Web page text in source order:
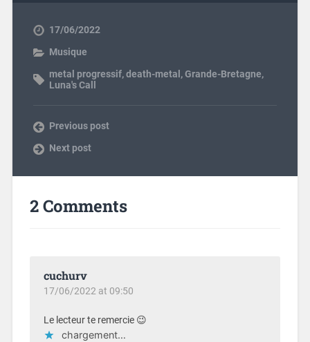
17/06/2022
Musique
metal progressif,death-metal ,Grande-Bretagne,
Luna's Call
Previous post
Next post
2 Comments
cuchurv
17/06/2022 at 09:50
Le lecteur te remercie 😉
chargement…